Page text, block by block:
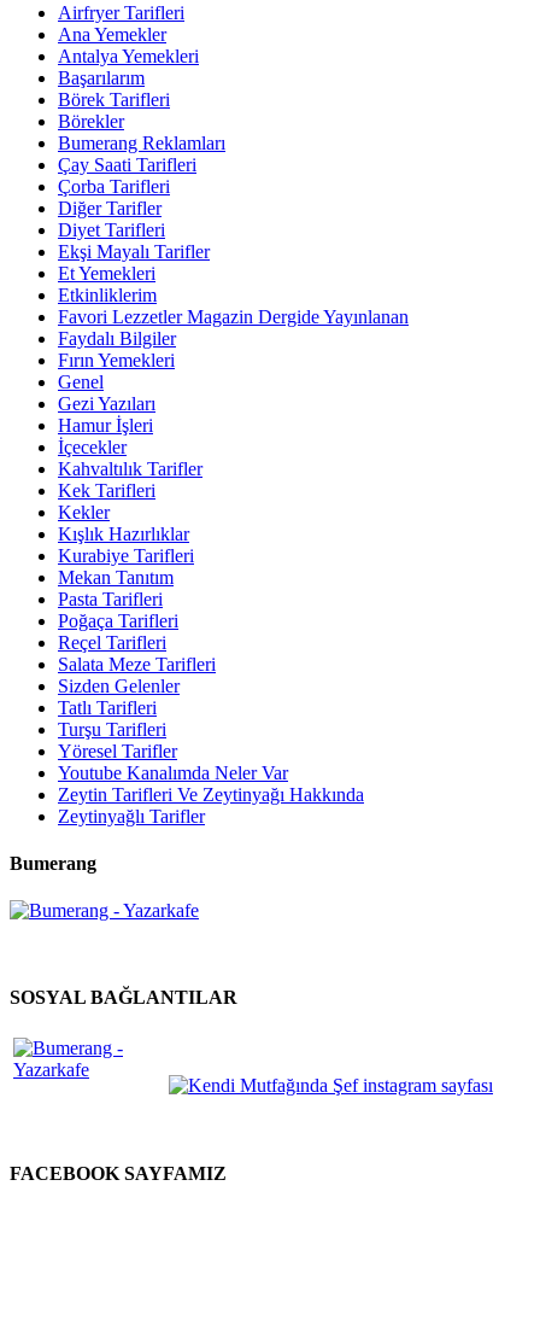
Airfryer Tarifleri
Ana Yemekler
Antalya Yemekleri
Başarılarım
Börek Tarifleri
Börekler
Bumerang Reklamları
Çay Saati Tarifleri
Çorba Tarifleri
Diğer Tarifler
Diyet Tarifleri
Ekşi Mayalı Tarifler
Et Yemekleri
Etkinliklerim
Favori Lezzetler Magazin Dergide Yayınlanan
Faydalı Bilgiler
Fırın Yemekleri
Genel
Gezi Yazıları
Hamur İşleri
İçecekler
Kahvaltılık Tarifler
Kek Tarifleri
Kekler
Kışlık Hazırlıklar
Kurabiye Tarifleri
Mekan Tanıtım
Pasta Tarifleri
Poğaça Tarifleri
Reçel Tarifleri
Salata Meze Tarifleri
Sizden Gelenler
Tatlı Tarifleri
Turşu Tarifleri
Yöresel Tarifler
Youtube Kanalımda Neler Var
Zeytin Tarifleri Ve Zeytinyağı Hakkında
Zeytinyağlı Tarifler
Bumerang
SOSYAL BAĞLANTILAR
FACEBOOK SAYFAMIZ